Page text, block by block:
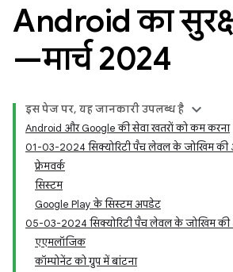
Android का
—मार्च 2024
इस पेज पर, यह जानकारी उपलब्ध है
Android और Google की सेवा खतरों को कम करना
01-03-2024 सिक्योरिटी पैच लेवल के जोखिम
फ़्रेमवर्क
सिस्टम
Google Play के सिस्टम अपडेट
05-03-2024 सिक्योरिटी पैच लेवल के जोखिम
एएमलॉजिक
कॉम्पोनेंट को ग्रुप में बांटना